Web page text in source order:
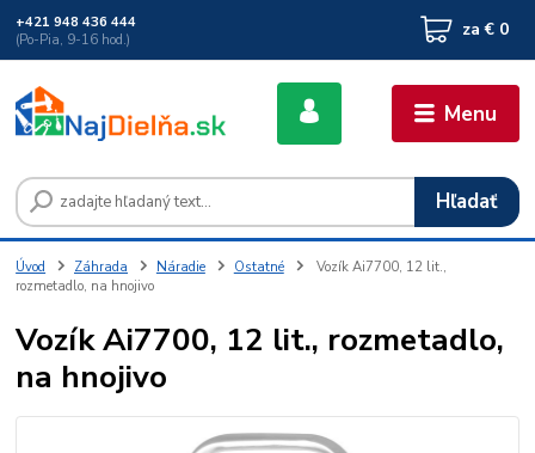
Menu
Hľadať
+421 948 436 444
(Po-Pia, 9-16 hod.)
za € 0
Úvod Záhrada Náradie Ostatné
Vozík Ai7700, 12 lit.,
rozmetadlo, na hnojivo
Vozík Ai7700, 12 lit., rozmetadlo,
na hnojivo